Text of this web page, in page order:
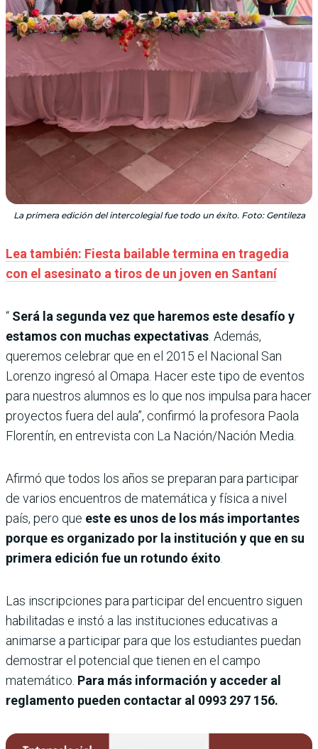
La primera edición del intercolegial fue todo un éxito. Foto: Gentileza
Lea también: Fiesta bailable termina en tragedia
con el asesinato a tiros de un joven en Santaní
“ Será la segunda vez que haremos este desafío y
estamos con muchas expectativas. Además,
queremos celebrar que en el 2015 el Nacional San
Lorenzo ingresó al Omapa. Hacer este tipo de eventos
para nuestros alumnos es lo que nos impulsa para hacer
proyectos fuera del aula”, confirmó la profesora Paola
Florentín, en entrevista con La Nación/Nación Media.
Afirmó que todos los años se preparan para participar
de varios encuentros de matemática y física a nivel
país, pero que este es unos de los más importantes
porque es organizado por la institución y que en su
primera edición fue un rotundo éxito.
Las inscripciones para participar del encuentro siguen
habilitadas e instó a las instituciones educativas a
animarse a participar para que los estudiantes puedan
demostrar el potencial que tienen en el campo
matemático. Para más información y acceder al
reglamento pueden contactar al 0993 297 156.